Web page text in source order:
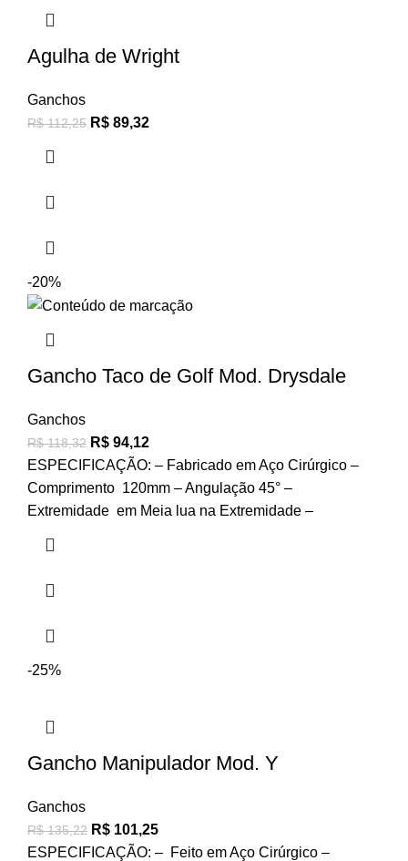
Agulha de Wright
Ganchos
R$112,25 R$ 89,32
-20%
Gancho Taco de Golf Mod. Drysdale
Ganchos
R$118,32 R$ 94,12
ESPECIFICAÇÃO: – Fabricado em Aço Cirúrgico –
Comprimento 120mm – Angulação 45° –
Extremidade em Meia lua na Extremidade –
-25%
Gancho Manipulador Mod. Y
Ganchos
R$135,22 R$ 101,25
ESPECIFICAÇÃO: – Feito em Aço Cirúrgico –